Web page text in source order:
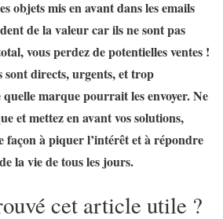
objets mis en avant dans les emails
de la valeur car ils ne sont pas
vous perdez de potentielles ventes !
sont directs, urgents, et trop
marque pourrait les envoyer. Ne
et mettez en avant vos solutions,
façon à piquer l’intérêt et à répondre
la vie de tous les jours.
cet article utile ?